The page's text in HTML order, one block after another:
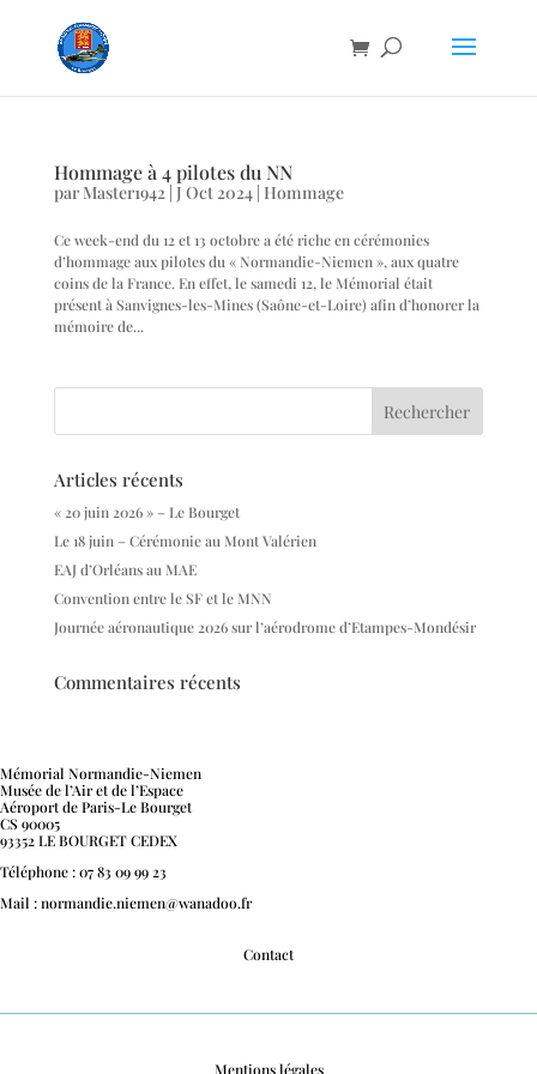
Hommage à 4 pilotes du NN
par Master1942| J Oct 2024| Hommage
Ce week-end du 12 et 13 octobre a été riche en cérémonies
d’hommage aux pilotes du « Normandie-Niemen », aux quatre
coins de la France. En effet, le samedi 12, le Mémorial était
présent à Sanvignes-les-Mines (Saône-et-Loire) afin d’honorer la
mémoire de...
Articles récents
« 20 juin 2026 » – Le Bourget
Le 18 juin – Cérémonie au Mont Valérien
EAJ d’Orléans au MAE
Convention entre le SF et le MNN
Journée aéronautique 2026 sur l’aérodrome d’Etampes-Mondésir
Commentaires récents
Mémorial Normandie-Niemen
Musée de l’Air et de l’Espace
Aéroport de Paris-Le Bourget
CS 90005
93352 LE BOURGET CEDEX
Téléphone : 07 83 09 99 23
Mail : normandie.niemen@wanadoo.fr
Contact
Mentions légales